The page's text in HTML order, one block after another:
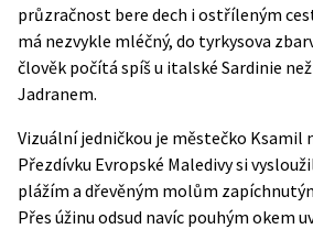
průzračnost bere dech i ostříleným
má nezvykle mléčný, do tyrkysova
člověk počítá spíš u italské Sardinie
Jadranem.
Vizuální jedničkou je městečko Ksamil
Přezdívku Evropské Maledivy si
plážím a dřevěným molům
Přes úžinu odsud navíc pouhým okem